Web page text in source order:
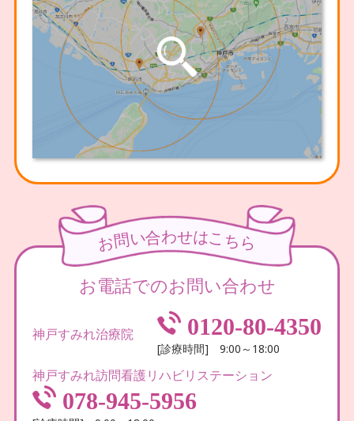
お問い合わせはこ ち ら
お電話でのお問い合わせ
神戸すみれ治療院 0120-80-4350
[診療時間] 9:00～18:00
神戸すみれ訪問看護リハビリステーション
078-945-5956